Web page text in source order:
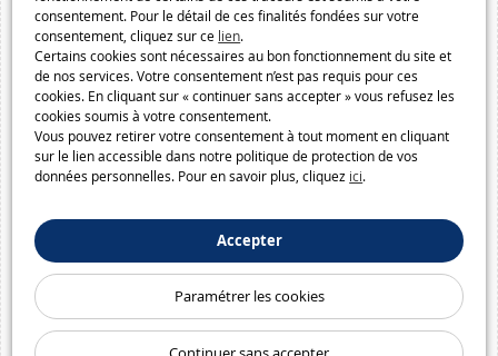
consentement. Pour le détail de ces finalités fondées sur votre
consentement, cliquez sur ce lien.
Certains cookies sont nécessaires au bon fonctionnement du site et
de nos services. Votre consentement n’est pas requis pour ces
cookies. En cliquant sur « continuer sans accepter » vous refusez les
cookies soumis à votre consentement.
Vous pouvez retirer votre consentement à tout moment en cliquant
sur le lien accessible dans notre politique de protection de vos
données personnelles. Pour en savoir plus, cliquez ici.
Accepter
Paramétrer les cookies